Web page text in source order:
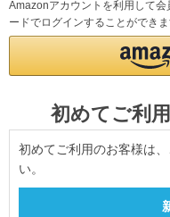
Amazonアカウントを利用して
ードでログインすることができま
初めてご利
初めてご利用のお客様は
い。